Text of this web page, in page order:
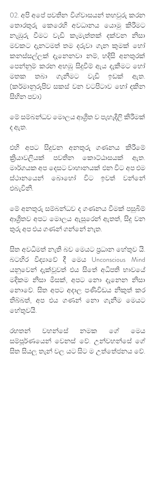
02. අපි අපේ පවතින විශ්වාසයන් තහවුරු කරන
තොරතුරු කෙරෙහි අවධානය යොමු කිරීමට
නැඹුරු වීමට වැඩි කැමැත්තක් දක්වන නිසා
මවකට දැනටමත් තම දරුවා ගැන කුමක් හෝ
කනස්සල්ලක් දැනෙනවා නම්, හදිසි අනතුරක්
පෙන්නුම් කරන අහඹු සිදුවීම් ඇය දැකීමට හෝ
මතක තබා ගැනීමට වැඩි ඉඩක් ඇත.
(කර්මානුරූපිව සකස් වන වටපිටාව හෝ දකින
සිහින පවා)
මේ සම්බන්ධව මොලය ආශ්‍රිත ව පැහැදිලි කිරීමක්
ද ඇත.
එහි අපට සිදුවන අනතුරු ගණනය කිරීමේ
ක්‍රියාවලියක් පවතින කොට්ඨාසයක් ඇත.
මාර්ගයක අප දෙසට වාහානයක් එන විට අප එම
ස්ථානයෙන් බොහෝ විට ඉවත් වන්නේ
එබැවිනි.
මේ අනතුරු සම්බන්ධව ද ගණනය වීමක් පසුබිම්
ආශ්‍රිතව අපට මොලය ඇසුරෙන් ඇතත්‍, සිදු වන
තුරු අප එය ගණන් ගන්නේ නැත.
සිත අවධිමත් නැති බව මෙයට ප්‍රධාන හේතුව යි.
බටහිර විද්‍යාවේ දී මෙය Unconscious Mind
යනුවෙන් දැක්වූවත් එය සිතේ අධිපති භාවයේ
මදිකම නිසා මිසක්‍, අපට නො දැනෙන නිසා
නොවේ. සිත අපට අදාල පණිවිඩය නිකුත් කර
තිබ්බත්‍, අප එය ගණන් නො ගැනීම මෙයට
හේතුවයි.
රහතන් වහන්සේ නමක ගේ මෙය
සම්පූර්ණයෙන් වෙනස් වේ. උන්වහන්සේ ගේ
සිත සියලු තැන් වල යට සිට ම උත්තේජනය වේ.